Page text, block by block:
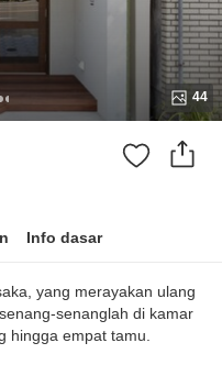
44
Info dasar
yang merayakan ulang
senanglah di kamar
hingga empat tamu.